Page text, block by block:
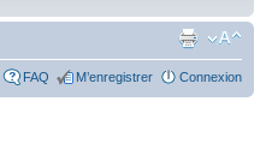
FAQ M’enregistrer Connexion